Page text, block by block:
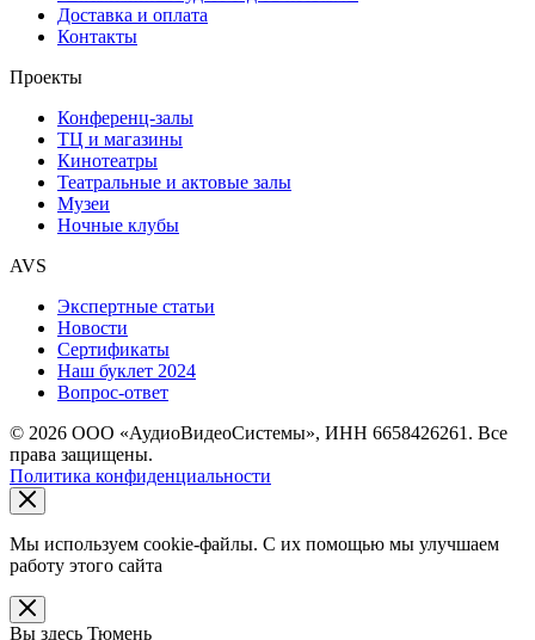
Доставка и оплата
Контакты
Проекты
Конференц-залы
ТЦ и магазины
Кинотеатры
Театральные и актовые залы
Музеи
Ночные клубы
AVS
Экспертные статьи
Новости
Сертификаты
Наш буклет 2024
Вопрос-ответ
© 2026 ООО «АудиоВидеоСистемы», ИНН 6658426261. Все
права защищены.
Политика конфиденциальности
Мы используем cookie-файлы. С их помощью мы улучшаем
работу этого сайта
Вы здесь Тюмень